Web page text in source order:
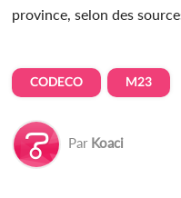
province, selon des
CODECO M23
Par Koaci